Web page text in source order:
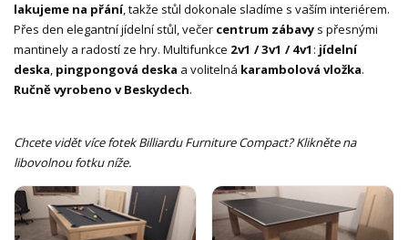
lakujeme na přání, takže stůl dokonale sladíme s vaším interiérem.
Přes den elegantní jídelní stůl, večer centrum zábavy s přesnými
mantinely a radostí ze hry. Multifunkce 2v1 / 3v1 / 4v1 : jídelní
deska, pingpongová deska a volitelná karambolová vložka.
Ručně vyrobeno v Beskydech.
Chcete vidět více fotek Billiardu Furniture Compact? Klikněte na
libovolnou fotku níže.